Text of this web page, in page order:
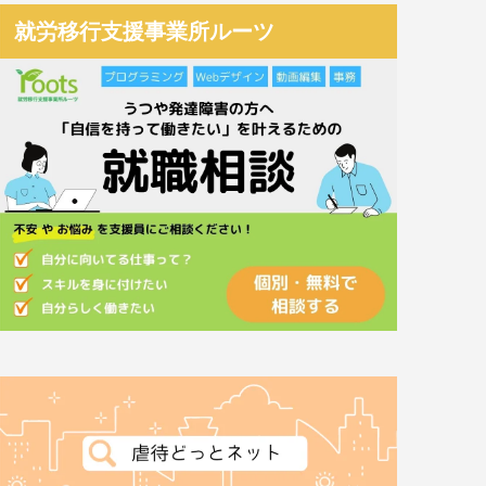
就労移行支援事業所ルーツ